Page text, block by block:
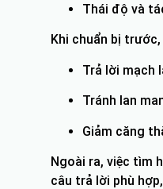
Thái độ và
Khi chuẩn bị trước,
Trả lời mạch
Tránh lan
Giảm căng
Ngoài ra, việc tìm
câu trả lời phù